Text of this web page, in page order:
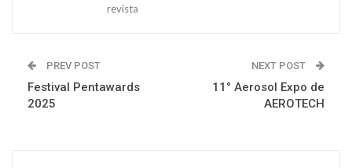
revista
PREV POST
Festival Pentawards
2025
NEXT POST
11° Aerosol Expo de
AEROTECH